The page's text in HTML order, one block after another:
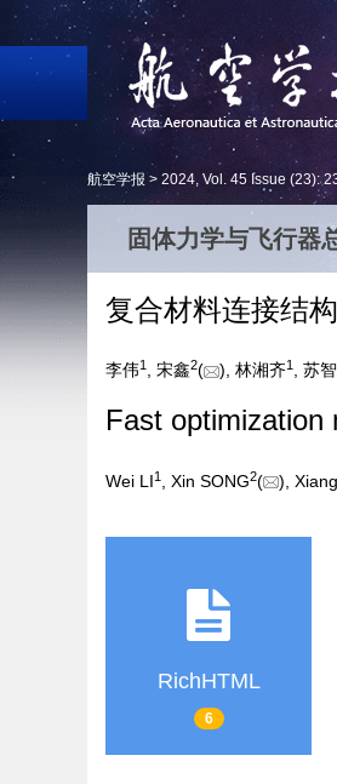
航空学报 > 2024, Vol. 45 Issue (23):
固体力学与飞行器
复合材料连接结
李伟1 , 宋鑫2( ), 林湘齐1 , 苏
Fast optimization
Wei LI1 , Xin SONG2( ),
RichHTML
6